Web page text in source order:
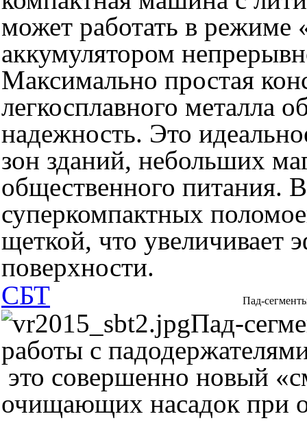
может работать в режиме
аккумулятором
Максимально простая
легкосплавного металла
надежность. Это
зон зданий, небольших
общественного питания.
суперкомпактных
щеткой, что увеличивает
поверхности.
СБТ
Пад-
Пад-
работы с
это совершенно новый
очищающих насадок при